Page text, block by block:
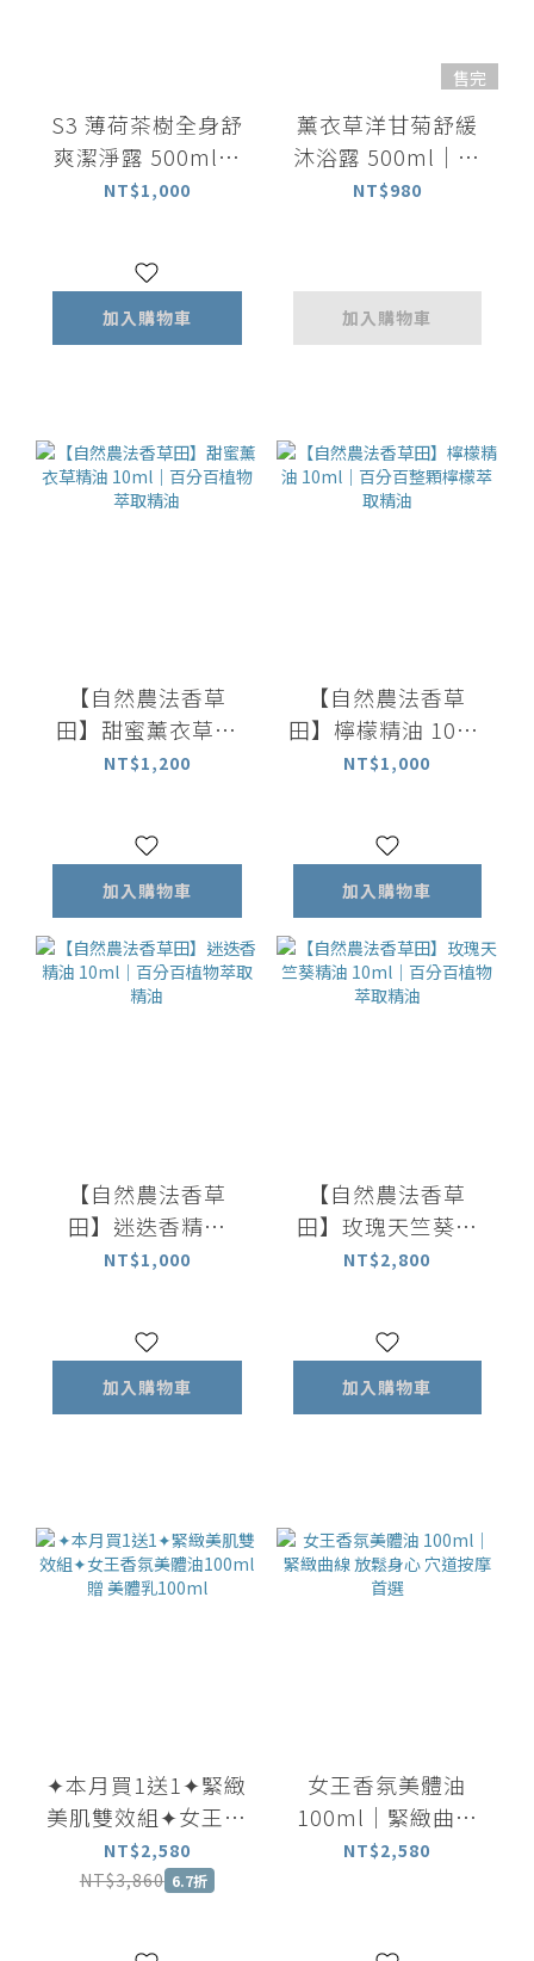
S3 薄荷茶樹全身舒
爽潔淨露 500ml｜
洗髮沐浴 All in one
NT$1,000
加入購物車
售完
薰衣草洋甘菊舒緩
沐浴露 500ml｜放
鬆舒緩
NT$980
加入購物車
【自然農法香草
田】甜蜜薰衣草精
油 10ml｜百分百植
NT$1,200
加入購物車
【自然農法香草
田】檸檬精油 10ml
｜百分百整顆檸檬
NT$1,000
加入購物車
【自然農法香草
田】迷迭香精油
10ml｜百分百植物
NT$1,000
加入購物車
【自然農法香草
田】玫瑰天竺葵精
油 10ml｜百分百植
NT$2,800
加入購物車
✦本月買1送1✦緊緻
美肌雙效組✦女王香
氛美體油100ml 贈
美體乳100ml
NT$2,580
NT$3,860 6.7折
女王香氛美體油
100ml｜緊緻曲線
放鬆身心 穴道按摩
NT$2,580